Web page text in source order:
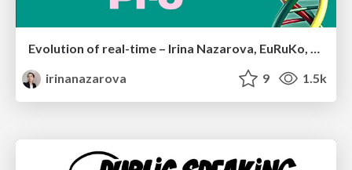
Evolution of real-time – Irina Nazarova, EuRuKo, 2024
irinanazarova
9 1.5k